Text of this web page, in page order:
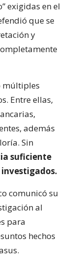
exigidas en el
que se
y
múltiples
Entre ellas,
además
Sin
suficiente
comunicó su
al
para
hechos